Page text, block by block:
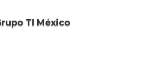
TI México